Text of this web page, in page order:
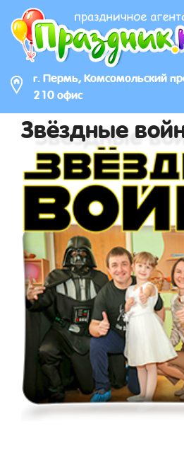
г. Пермь, Комсомольский
210 офис
Звёздные